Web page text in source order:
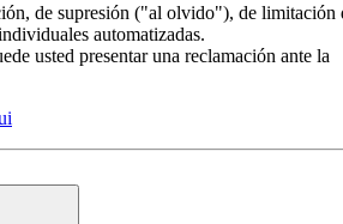
de supresión ("al olvido"), de limitación
automatizadas.
usted presentar una reclamación ante la